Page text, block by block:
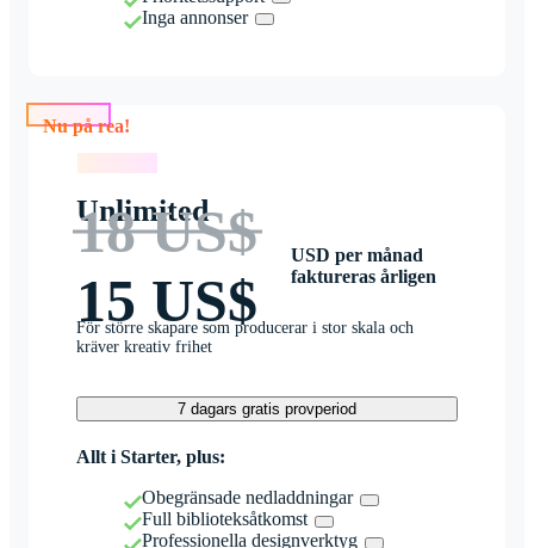
Inga annonser
Nu på rea!
Unlimited
18 US$
15 US$
USD per månad
faktureras årligen
För större skapare som producerar i stor skala och
kräver kreativ frihet
7 dagars gratis provperiod
Allt i Starter, plus:
Obegränsade nedladdningar
Full biblioteksåtkomst
Professionella designverktyg